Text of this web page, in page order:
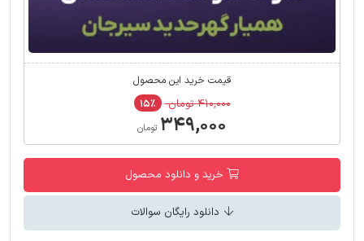
قیمت خرید این محصول
۴۱۰,۰۰۰ تومان ۱۵٪
۳۴۹,۰۰۰ تومان
خرید و دانلود محصول
دانلود رایگان سوالات